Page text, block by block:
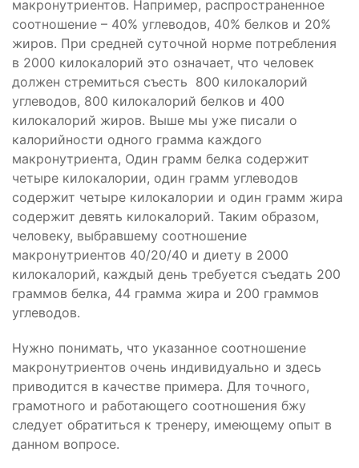
макронутриентов. Например, распространенное
соотношение – 40% углеводов, 40% белков и 20%
жиров. При средней суточной норме потребления
в 2000 килокалорий это означает, что человек
должен стремиться съесть 800 килокалорий
углеводов, 800 килокалорий белков и 400
килокалорий жиров. Выше мы уже писали о
калорийности одного грамма каждого
макронутриента, Один грамм белка содержит
четыре килокалории, один грамм углеводов
содержит четыре килокалории и один грамм жира
содержит девять килокалорий. Таким образом,
человеку, выбравшему соотношение
макронутриентов 40/20/40 и диету в 2000
килокалорий, каждый день требуется съедать 200
граммов белка, 44 грамма жира и 200 граммов
углеводов.
Нужно понимать, что указанное соотношение
макронутриентов очень индивидуально и здесь
приводится в качестве примера. Для точного,
грамотного и работающего соотношения бжу
следует обратиться к тренеру, имеющему опыт в
данном вопросе.